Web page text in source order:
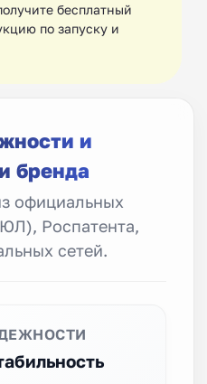
бесплатный
по запуску и
и
бренда
официальных
Роспатента,
сетей.